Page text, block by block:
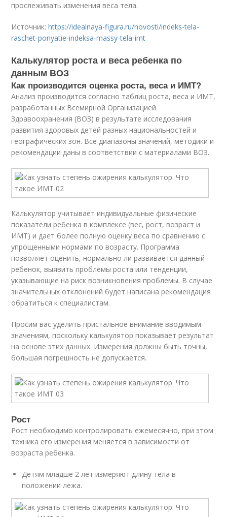
прослеживать изменения веса тела.
Источник:https://idealnaya-figura.ru/novosti/indeks-tela-
raschet-ponyatie-indeksa-massy-tela-imt
Калькулятор роста и веса ребенка по
данным ВОЗ
Как производится оценка роста, веса и ИМТ?
Анализ производится согласно таблиц роста, веса и ИМТ,
разработанных Всемирной Организацией
Здравоохранения (ВОЗ) в результате исследования
развития здоровых детей разных национальностей и
географических зон. Все диапазоны значений, методики и
рекомендации даны в соответствии с материалами ВОЗ.
Калькулятор учитывает индивидуальные физические
показатели ребенка в комплексе (вес, рост, возраст и
ИМТ) и дает более полную оценку веса по сравнению с
упрощенными нормами по возрасту. Программа
позволяет оценить, нормально ли развивается данный
ребенок, выявить проблемы роста или тенденции,
указывающие на риск возникновения проблемы. В случае
значительных отклонений будет написана рекомендация
обратиться к специалистам.
Просим вас уделить пристальное внимание вводимым
значениям, поскольку калькулятор показывает результат
на основе этих данных. Измерения должны быть точны,
большая погрешность не допускается.
Рост
Рост необходимо контролировать ежемесячно, при этом
техника его измерения меняется в зависимости от
возраста ребенка.
Детям младше 2 лет измеряют длину тела в
положении лежа.